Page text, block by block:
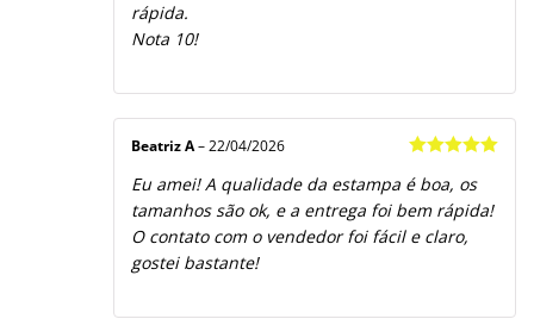
rápida.
Nota 10!
de 5
Beatriz A– 22/04/2026
Eu amei! A qualidade da estampa é boa, os
tamanhos são ok, e a entrega foi bem rápida!
O contato com o vendedor foi fácil e claro,
gostei bastante!